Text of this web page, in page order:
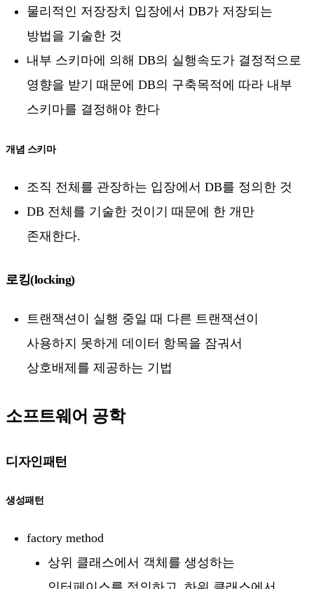
물리적인 저장장치 입장에서 DB가 저장되는
방법을 기술한 것
내부 스키마에 의해 DB의 실행속도가 결정적으로
영향을 받기 때문에 DB의 구축목적에 따라 내부
스키마를 결정해야 한다
개념 스키마
조직 전체를 관장하는 입장에서 DB를 정의한 것
DB 전체를 기술한 것이기 때문에 한 개만
존재한다.
로킹(locking)
트랜잭션이 실행 중일 때 다른 트랜잭션이
사용하지 못하게 데이터 항목을 잠궈서
상호배제를 제공하는 기법
소프트웨어 공학
디자인패턴
생성패턴
factory method
상위 클래스에서 객체를 생성하는